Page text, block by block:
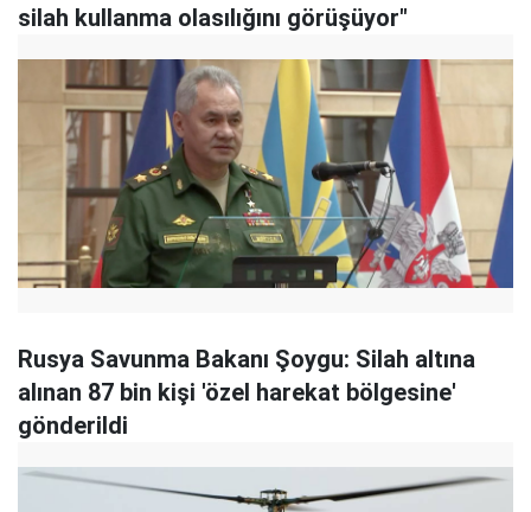
silah kullanma olasılığını görüşüyor"
Rusya Savunma Bakanı Şoygu: Silah altına
alınan 87 bin kişi 'özel harekat bölgesine'
gönderildi